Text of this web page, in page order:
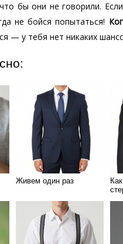
бы они не говорили.
не бойся попытаться!
— у тебя нет никаких
Живем один раз